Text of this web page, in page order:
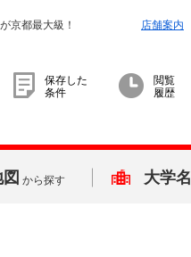
京都最大級！ 店舗案内
保存した
条件
閲覧
履歴
から探す 大学名